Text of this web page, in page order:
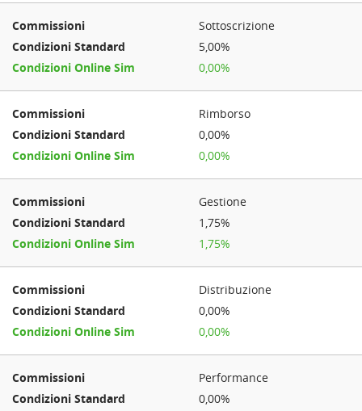
Sottoscrizione
5,00%
0,00%
Rimborso
0,00%
0,00%
Gestione
1,75%
1,75%
Distribuzione
0,00%
0,00%
Performance
0,00%